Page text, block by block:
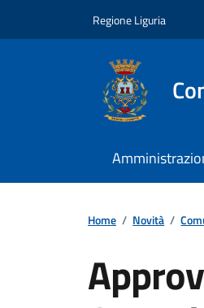
Regione Liguria
Home / Novità /